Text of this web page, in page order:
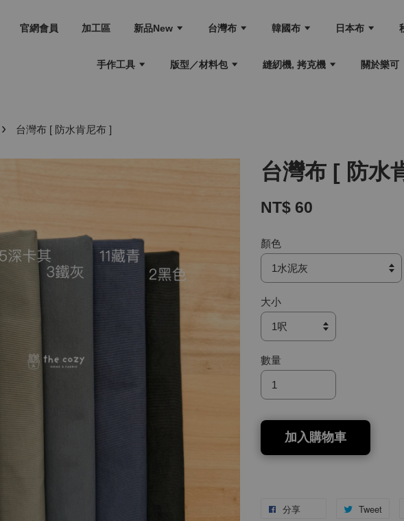
官網會員 加工區 新品New 台灣布 韓國布 日本布
手作工具 版型／材料包 縫紉機, 拷克機 關於樂可
› 台灣布 [ 防水肯尼布 ]
台灣布 [ 防水
NT$ 60
顏色
大小
數量
加入購物車
分享 Tweet